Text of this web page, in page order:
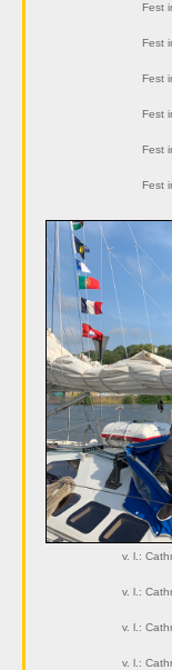
Fest
Fest
Fest
Fest
Fest
Fest
v. l.:
v. l.:
v. l.:
v. l.: